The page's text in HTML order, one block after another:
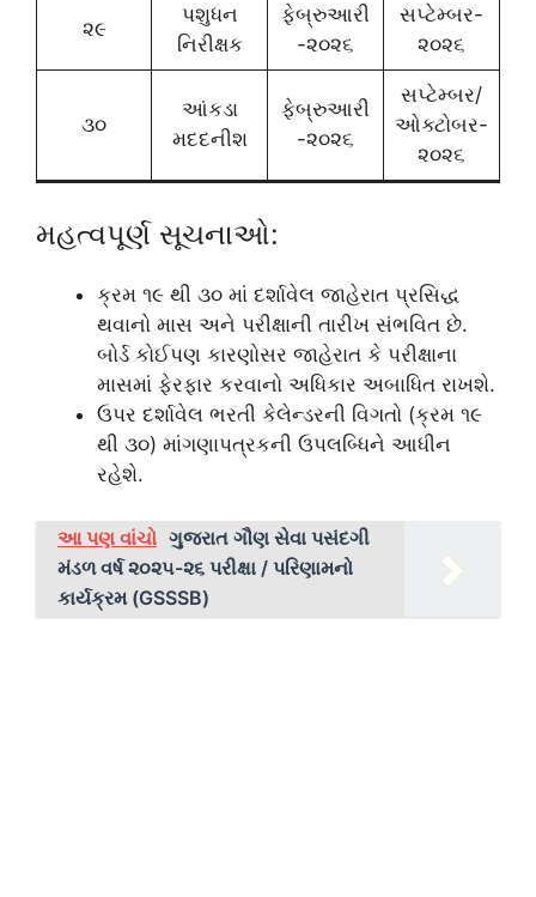
૨૯
પશુધન
નિરીક્ષક
ફેબ્રુઆરી
-૨૦૨૬
સપ્ટેમ્બર-
૨૦૨૬
૩૦
આંકડા
મદદનીશ
ફેબ્રુઆરી
-૨૦૨૬
સપ્ટેમ્બર/
ઓક્ટોબર-
૨૦૨૬
મહત્વપૂર્ણ સૂચનાઓ:
ક્રમ ૧૯ થી ૩૦ માં દર્શાવેલ જાહેરાત પ્રસિદ્ધ
થવાનો માસ અને પરીક્ષાની તારીખ સંભવિત છે.
બોર્ડ કોઈપણ કારણોસર જાહેરાત કે પરીક્ષાના
માસમાં ફેરફાર કરવાનો અધિકાર અબાધિત રાખશે.
ઉપર દર્શાવેલ ભરતી કેલેન્ડરની વિગતો (ક્રમ ૧૯
થી ૩૦) માંગણાપત્રકની ઉપલબ્ધિને આધીન
રહેશે.
આ પણ વાંચો ગુજરાત ગૌણ સેવા પસંદગી
મંડળ વર્ષ ૨૦૨૫-૨૬ પરીક્ષા / પરિણામનો
કાર્યક્રમ (GSSSB)